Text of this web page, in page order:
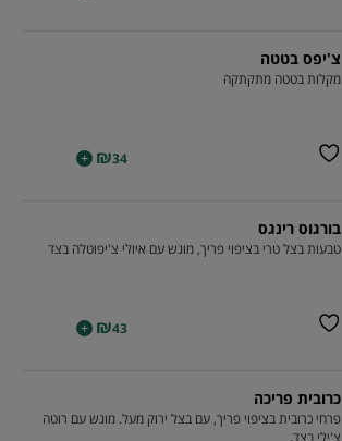
צ'יפס בטטה
מקלות בטטה מתקתקה
₪34
+
בורגוס רינגס
טבעות בצל טרי בציפוי פריך, מוגש עם איולי צ'יפוטלה בצד
₪43
+
כרובית פריכה
פרחי כרובית בציפוי פריך, עם בצל ירוק מעל. מוגש עם רוטה